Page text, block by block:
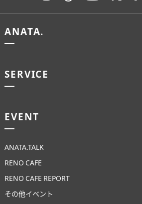
ANATA.
SERVICE
EVENT
ANATA.TALK
RENO CAFE
RENO CAFE REPORT
その他イベント